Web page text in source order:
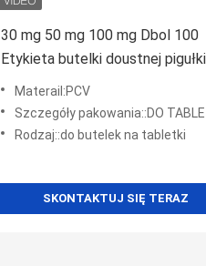
30 mg 50 mg 100 mg Dbol 100
Etykieta butelki doustnej pigułki
Materail:PCV
Szczegóły pakowania::DO TABLETEK DOUSTNYCH Butelki
Rodzaj::do butelek na tabletki
SKONTAKTUJ SIĘ TERAZ